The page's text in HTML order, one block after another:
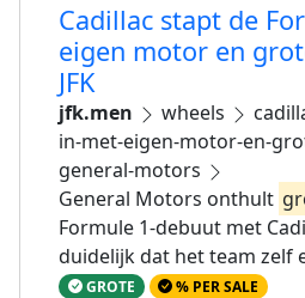
Cadillac stapt de
eigen motor en
JFK
jfk.men wheels
in-met-eigen-motor-en-
general-motors
General Motors onthult
Formule 1-debuut met
duidelijk dat het team zelf
GROTE % PER SALE